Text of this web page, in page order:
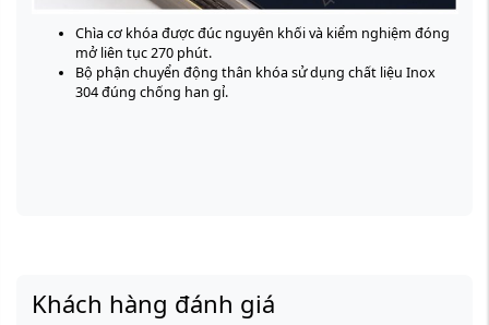
Chìa cơ khóa được đúc nguyên khối và kiểm nghiệm đóng
mở liên tục 270 phút.
Bộ phận chuyển động thân khóa sử dụng chất liệu Inox
304 đúng chống han gỉ.
Khách hàng đánh giá